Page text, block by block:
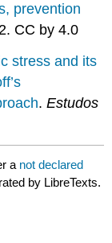
prevention
CC by 4.0
stress and its
.Estudos
a not declared
by LibreTexts.